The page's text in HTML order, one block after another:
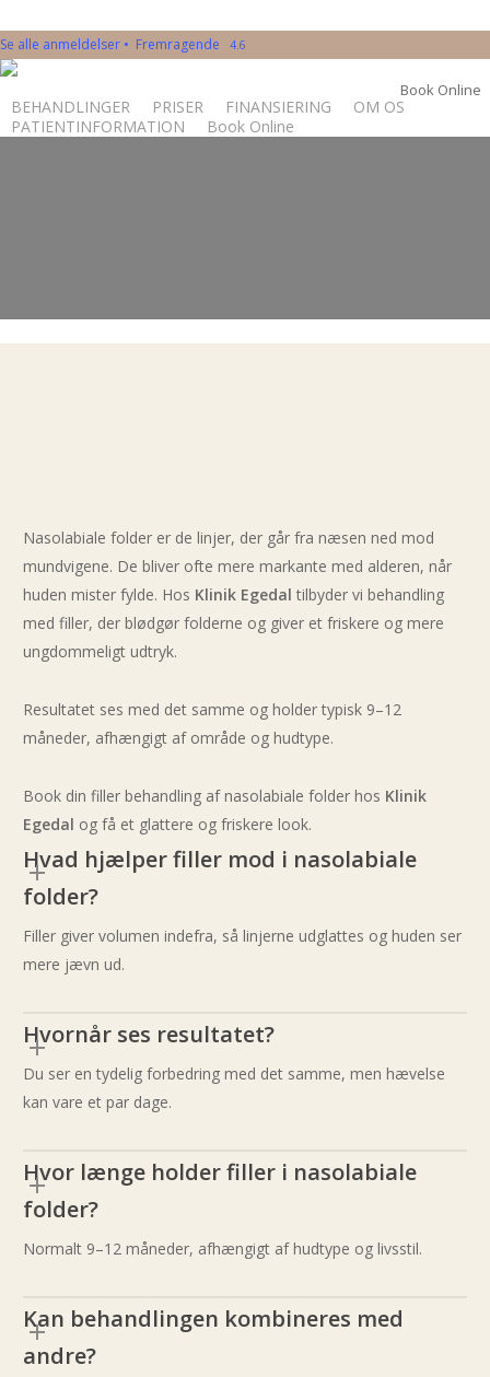
to
main
content
Se alle anmeldelser • Fremragende 4.6
Book Online
BEHANDLINGER
Smilerynke
Læbeforstørrelse
Kindben
Tear through
Hageforstørrelse
Nasolabial fold
Andre Behandlinger
Microneedling
Diamantslibning
H.I.F.U
PRP & PRF
C.R. behandling
M.E.L.A behandling
A.C Behandling
V.I.T.A.C. BOOST
Produkter i klinikken
PRISER FINANSIERING
OM OS
PATIENTINFORMATION
Book Online
Nasolabiale folder er de linjer, der går fra næsen ned mod
mundvigene. De bliver ofte mere markante med alderen, når
huden mister fylde. Hos Klinik Egedal tilbyder vi behandling
med filler, der blødgør folderne og giver et friskere og mere
ungdommeligt udtryk.
Resultatet ses med det samme og holder typisk 9–12
måneder, afhængigt af område og hudtype.
Book din filler behandling af nasolabiale folder hos Klinik
Egedal og få et glattere og friskere look.
Hvad hjælper filler mod i nasolabiale
folder?
Filler giver volumen indefra, så linjerne udglattes og huden ser
mere jævn ud.
Hvornår ses resultatet?
Du ser en tydelig forbedring med det samme, men hævelse
kan vare et par dage.
Hvor længe holder filler i nasolabiale
folder?
Normalt 9–12 måneder, afhængigt af hudtype og livsstil.
Kan behandlingen kombineres med
andre?